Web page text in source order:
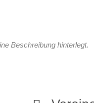
Beschreibung hinterlegt.